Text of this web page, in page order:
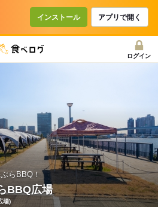
インストール アプリで開く
ログイン
らBBQ！
BBQ広場
場)